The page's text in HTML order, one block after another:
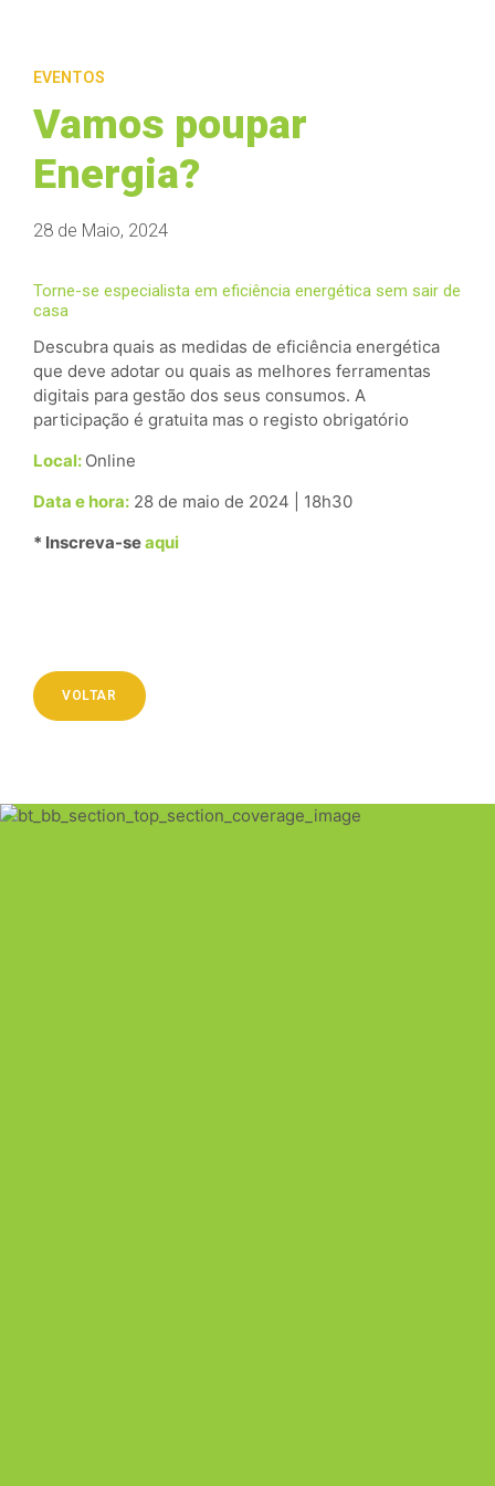
EVENTOS
Vamos poupar
Energia?
28 de Maio, 2024
Torne-se especialista em eficiência energética sem sair de
casa
Descubra quais as medidas de eficiência energética
que deve adotar ou quais as melhores ferramentas
digitais para gestão dos seus consumos. A
participação é gratuita mas o registo obrigatório
Local: Online
Data e hora: 28 de maio de 2024 | 18h30
* Inscreva-seaqui
VOLTAR